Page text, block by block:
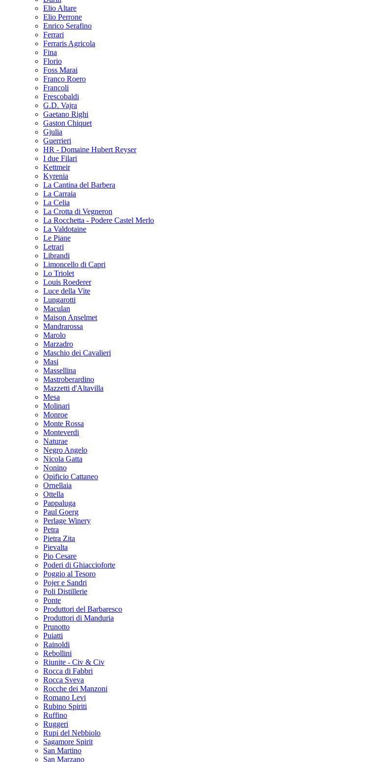
Elio Altare
Elio Perrone
Enrico Serafino
Ferrari
Ferraris Agricola
Fina
Florio
Foss Marai
Franco Roero
Francoli
Frescobaldi
G.D. Vajra
Gaetano Righi
Gaston Chiquet
Gjulia
Guerrieri
HR - Domaine Hubert Reyser
I due Filari
Kettmeir
Kyrenia
La Cantina del Barbera
La Carraia
La Celia
La Crotta di Vegneron
La Rocchetta - Podere Castel Merlo
La Valdotaine
Le Piane
Letrari
Librandi
Limoncello di Capri
Lo Triolet
Louis Roederer
Luce della Vite
Lungarotti
Maculan
Maison Anselmet
Mandrarossa
Marolo
Marzadro
Maschio dei Cavalieri
Masi
Massellina
Mastroberardino
Mazzetti d'Altavilla
Mesa
Molinari
Monroe
Monte Rossa
Monteverdi
Naturae
Negro Angelo
Nicola Gatta
Nonino
Opificio Cattaneo
Ornellaia
Ottella
Pappaluga
Paul Goerg
Perlage Winery
Petra
Pietra Zita
Pievalta
Pio Cesare
Poderi di Ghiaccioforte
Poggio al Tesoro
Pojer e Sandri
Poli Distillerie
Ponte
Produttori del Barbaresco
Produttori di Manduria
Prunotto
Puiatti
Rainoldi
Rebollini
Riunite - Civ & Civ
Rocca di Fabbri
Rocca Sveva
Rocche dei Manzoni
Romano Levi
Rubino Spiriti
Ruffino
Ruggeri
Rupi del Nebbiolo
Sagamore Spirit
San Martino
San Marzano